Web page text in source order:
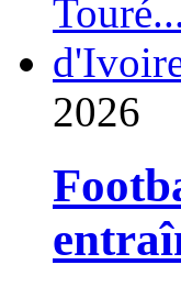
2026